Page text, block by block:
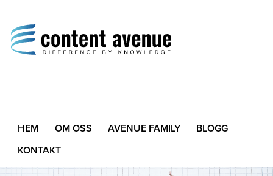
Difference by Knowledge
HEM OM OSS AVENUE FAMILY
BLOGG
KONTAKT